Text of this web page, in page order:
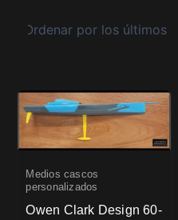
Medios cascos
personalizados
Owen Clark Design 60-